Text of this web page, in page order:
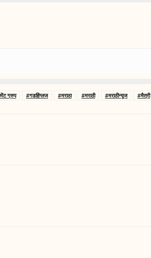
ग्रुप #गडहिंग्लज #मराठा #मराठी #मराठीन्यूज #मैत्री